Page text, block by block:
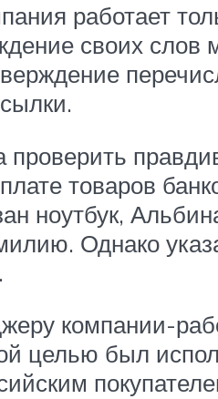
работает
своих слов
товаров
ноутбук,
Однако
компании-
целью был